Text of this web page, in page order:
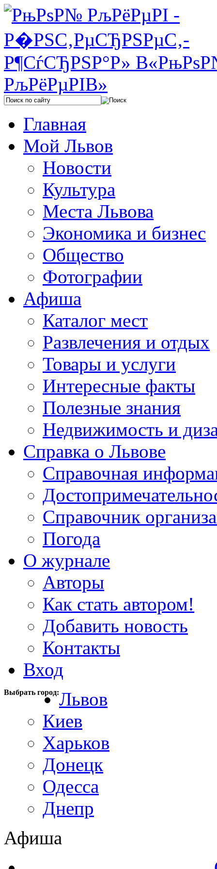
Главная
Мой Львов
Новости
Культура
Места Львова
Экономика и бизнес
Общество
Фотографии
Афиша
Каталог мест
Развлечения и отдых
Товары и услуги
Интересные факты
Полезные знания
Недвижимость и
Справка о Львове
Справочная
Справочник
Погода
О журнале
Авторы
Как стать автором!
Добавить новость
Контакты
Вход
Выбрать город:Львов
Киев
Харьков
Донецк
Одесса
Днепр
Афиша